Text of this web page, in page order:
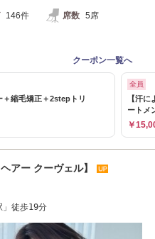
146件 席数 5席
クーポン一覧へ
＋縮毛矯正＋2stepトリ
全員
【汗
ートメ
￥
アー クーヴェル】
」徒歩19分